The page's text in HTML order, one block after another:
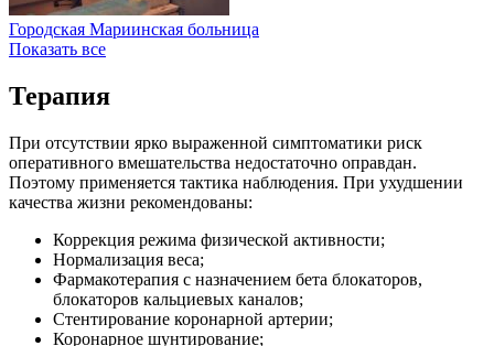
Городская Мариинская больница
Показать все
Терапия
При отсутствии ярко выраженной симптоматики риск
оперативного вмешательства недостаточно оправдан.
Поэтому применяется тактика наблюдения. При ухудшении
качества жизни рекомендованы:
Коррекция режима физической активности;
Нормализация веса;
Фармакотерапия с назначением бета блокаторов,
блокаторов кальциевых каналов;
Стентирование коронарной артерии;
Коронарное шунтирование;